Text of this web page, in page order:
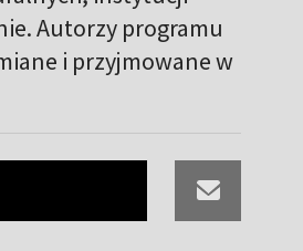
Autorzy programu
i przyjmowane w